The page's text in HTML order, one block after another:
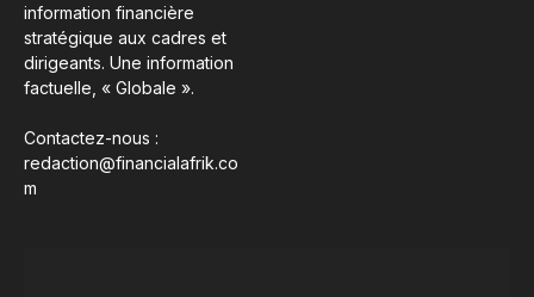
information financière
stratégique aux cadres et
dirigeants. Une information
factuelle, « Globale ».
Contactez-nous :
redaction@financialafrik.co
m